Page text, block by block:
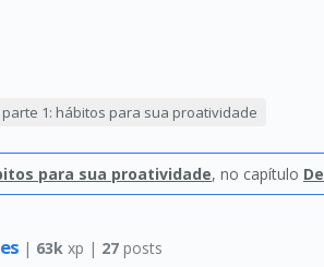
parte 1: hábitos para sua proatividade
para sua proatividade, no capítulo
| 63k xp | 27posts